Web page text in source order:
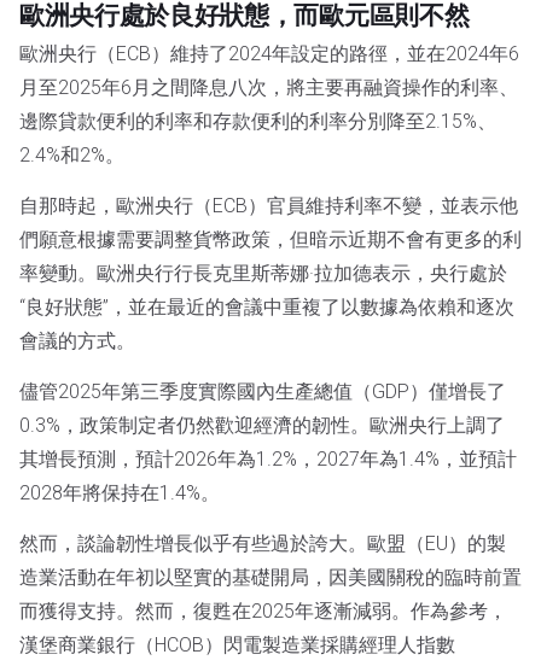
歐洲央行處於良好狀態，而歐元區則不然
歐洲央行（ECB）維持了2024年設定的路徑，並在2024年6
月至2025年6月之間降息八次，將主要再融資操作的利率、
邊際貸款便利的利率和存款便利的利率分別降至2.15%、
2.4%和2%。
自那時起，歐洲央行（ECB）官員維持利率不變，並表示他
們願意根據需要調整貨幣政策，但暗示近期不會有更多的利
率變動。歐洲央行行長克里斯蒂娜·拉加德表示，央行處於
“良好狀態”，並在最近的會議中重複了以數據為依賴和逐次
會議的方式。
儘管2025年第三季度實際國內生產總值（GDP）僅增長了
0.3%，政策制定者仍然歡迎經濟的韌性。歐洲央行上調了
其增長預測，預計2026年為1.2%，2027年為1.4%，並預計
2028年將保持在1.4%。
然而，談論韌性增長似乎有些過於誇大。歐盟（EU）的製
造業活動在年初以堅實的基礎開局，因美國關稅的臨時前置
而獲得支持。然而，復甦在2025年逐漸減弱。作為參考，
漢堡商業銀行（HCOB）閃電製造業採購經理人指數